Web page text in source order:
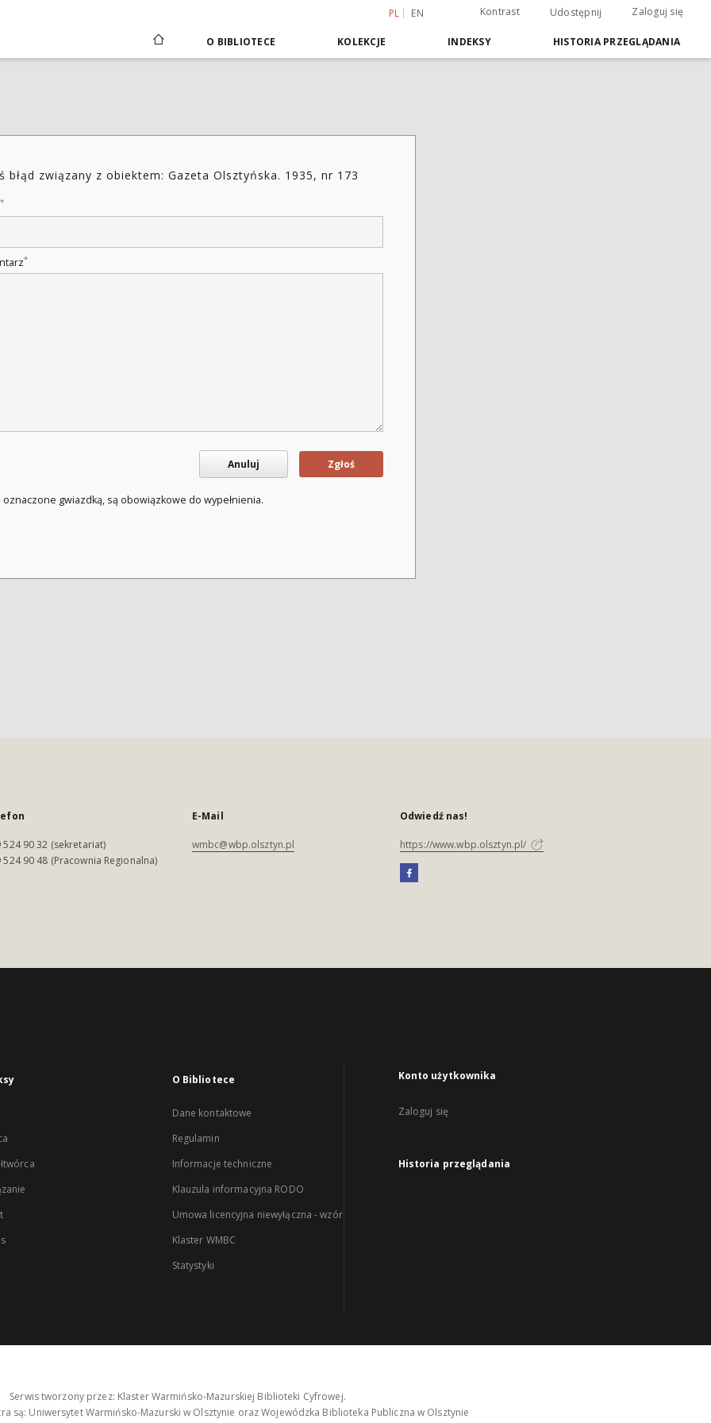
PL EN Kontrast Udostępnij Zaloguj się
O BIBLIOTECE KOLEKCJE INDEKSY HISTORIA PRZEGLĄDANIA
błąd związany z obiektem: Gazeta Olsztyńska. 1935, nr 173
*
*
Anuluj Zgłoś
oznaczone gwiazdką, są obowiązkowe do wypełnienia.
524 90 32 (sekretariat)
524 90 48 (Pracownia Regionalna)
E-Mail
wmbc@wbp.olsztyn.pl
Odwiedź nas!
https://www.wbp.olsztyn.pl/
O Bibliotece
Dane kontaktowe
Regulamin
Informacje techniczne
Klauzula informacyjna RODO
Umowa licencyjna niewyłączna - wzór
Klaster WMBC
Statystyki
Konto użytkownika
Zaloguj się
Historia przeglądania
Serwis tworzony przez: Klaster Warmińsko-Mazurskiej Biblioteki Cyfrowej.
są: Uniwersytet Warmińsko-Mazurski w Olsztynie oraz Wojewódzka Biblioteka Publiczna w Olsztynie